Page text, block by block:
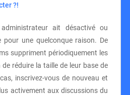
?!
ait désactivé ou
pour une quelconque raison. De
suppriment périodiquement les
réduire la taille de leur base de
inscrivez-vous de nouveau et
activement aux discussions du